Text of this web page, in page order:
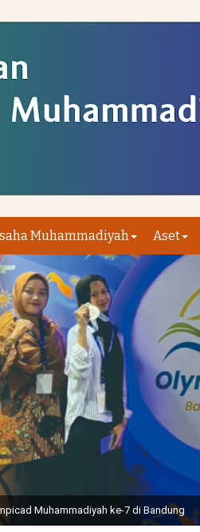
Muhammadiyah Aset
Muhammadiyah ke-7 di Bandung